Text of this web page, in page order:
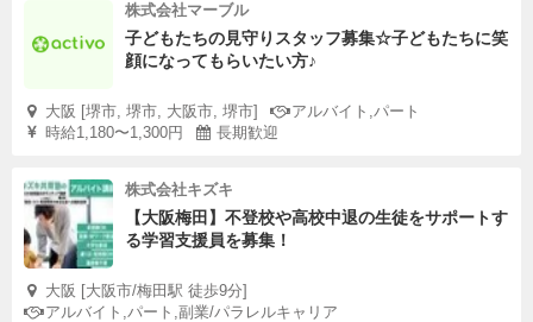
株式会社マーブル
子どもたちの見守りスタッフ募集☆子どもたちに笑
顔になってもらいたい方♪
大阪 [堺市, 堺市, 大阪市, 堺市]
アルバイト,パート
時給1,180〜1,300円
長期歓迎
株式会社キズキ
【大阪梅田】不登校や高校中退の生徒をサポートす
る学習支援員を募集！
大阪 [大阪市/梅田駅 徒歩9分]
アルバイト,パート,副業/パラレルキャリア